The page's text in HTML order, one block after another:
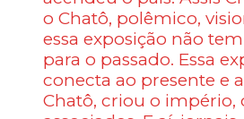
o Chatô, polêmico,
essa exposição não
para o passado. Essa
conecta ao presente e
Chatô, criou o império,